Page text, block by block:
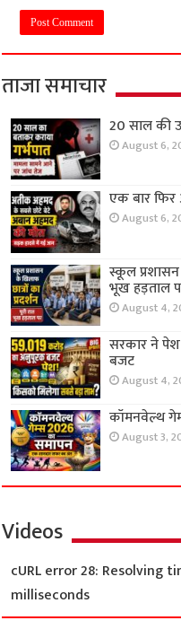
ताजा समाचार
20 साल की
August 6,
एक बार फिर
August 6,
स्कूल प्रशासन
भूख हड़ताल
August 4,
सरकार ने
बजट
August 4,
कॉमनवेल्थ
August 3,
Videos
cURL error 28: Resolving
milliseconds